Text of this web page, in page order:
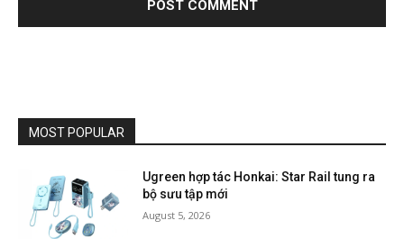
MOST POPULAR
Ugreen hợp tác Honkai: Star Rail tung ra
bộ sưu tập mới
August 5, 2026